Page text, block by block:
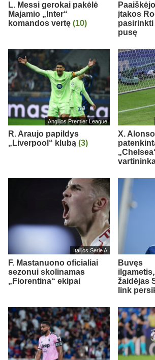
L. Messi gerokai pakėlė
Majamio „Inter“
komandos vertę (10)
įtakos
pusę
Anglijos Premier League
R. Araujo papildys
„Liverpool“ klubą (3)
X.
Italijos Serie A
F. Mastanuono oficialiai
sezonui skolinamas
„Fiorentina“ ekipai
Buvęs
žaidėjas
link